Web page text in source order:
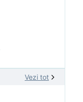
Vezi tot